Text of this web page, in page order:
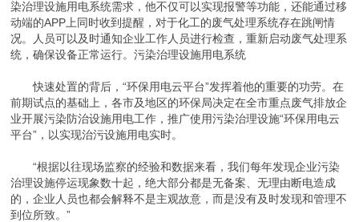
染治理设施用电系统需求，他不仅可以实现报警等功能，还能通过移
动端的APP上同时收到提醒，对于化工的废气处理系统存在跳闸情
况。人员可以及时通知企业工作人员进行检查，重新启动废气处理系
统，确保设备正常运行。污染治理设施用电系统
快速处置的背后，“环保用电云平台”发挥着他的重要的功劳。在
前期试点的基础上，各市及地区的环保局决定在全市重点废气排放企
业开展污染防治设施用电工作，推广使用污染治理设施“环保用电云
平台”，以实现治污设施用电实时。
“根据以往现场监察的经验和数据来看，我们每年发现企业污染
治理设施停运现象数十起，绝大部分都是无备案、无理由断电造成
的，企业人员也都会解释不是主观故意，而是没有及时发现和管理不
到位所致。”